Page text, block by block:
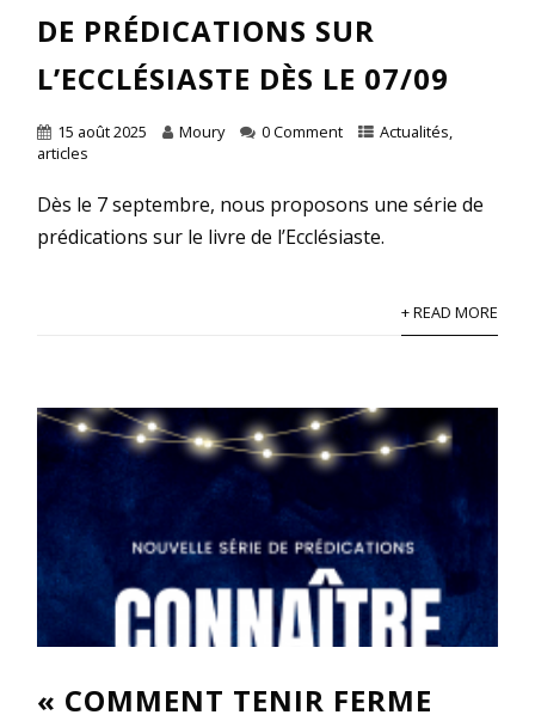
DE PRÉDICATIONS SUR
L’ECCLÉSIASTE DÈS LE 07/09
15 août 2025 Moury 0 Comment Actualités,
articles
Dès le 7 septembre, nous proposons une série de
prédications sur le livre de l’Ecclésiaste.
+ READ MORE
« COMMENT TENIR FERME